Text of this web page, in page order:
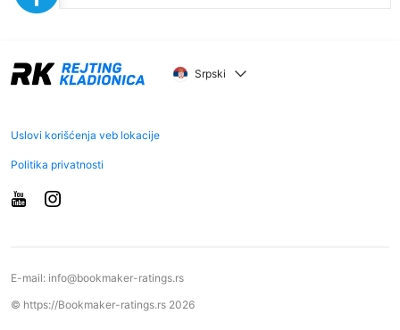
Srpski
Uslovi korišćenja veb lokacije
Politika privatnosti
E-mail: info@bookmaker-ratings.rs
© https://Bookmaker-ratings.rs 2026